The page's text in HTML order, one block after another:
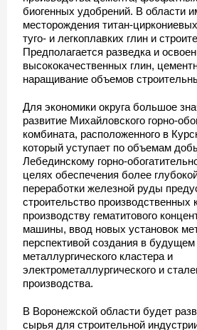
биогенных удобрений. В области
месторождения титан-
туго- и легкоплавких глин и
Предполагается разведка и
высококачественных глин,
наращивание объемов
Для экономики округа большое
развитие Михайловского горно-
комбината, расположенного в
который уступает по объемам
Лебединскому горно-
целях обеспечения более
переработки железной руды
строительство производственных
производству гематитового
машины, ввод новых установок
перспективой создания в будущем
металлургического кластера и
электрометаллургического и
производства.
В Воронежской области будет
сырья для строительной